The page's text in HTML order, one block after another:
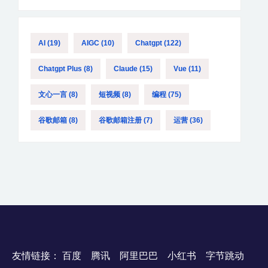
AI (19) AIGC (10) Chatgpt (122)
Chatgpt Plus (8) Claude (15) Vue (11)
文心一言 (8) 短视频 (8) 编程 (75)
谷歌邮箱 (8) 谷歌邮箱注册 (7) 运营 (36)
友情链接： 百度 腾讯 阿里巴巴 小红书 字节跳动